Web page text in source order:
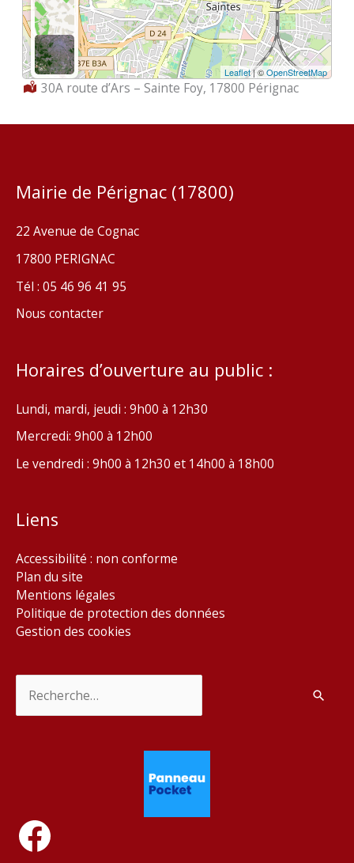
Leaflet| ©OpenStreetMap
Localisation :
30A route d’Ars – Sainte Foy, 17800 Pérignac
Mairie de Pérignac (17800)
22 Avenue de Cognac
17800 PERIGNAC
Tél : 05 46 96 41 95
Nous contacter
Horaires d’ouverture au public :
Lundi, mardi, jeudi : 9h00 à 12h30
Mercredi: 9h00 à 12h00
Le vendredi : 9h00 à 12h30 et 14h00 à 18h00
Liens
Accessibilité : non conforme
Plan du site
Mentions légales
Politique de protection des données
Gestion des cookies
Facebook